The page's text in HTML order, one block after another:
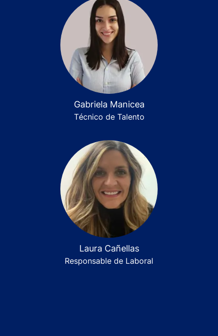
Gabriela Manicea
Técnico de Talento
Laura Cañellas
Responsable de Laboral